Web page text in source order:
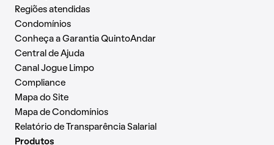
Regiões atendidas
Condomínios
Conheça a Garantia QuintoAndar
Central de Ajuda
Canal Jogue Limpo
Compliance
Mapa do Site
Mapa de Condomínios
Relatório de Transparência Salarial
Produtos